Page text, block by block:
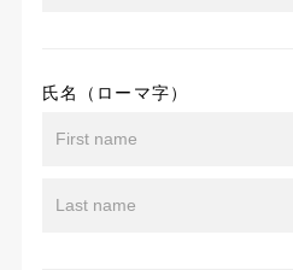
氏名（ローマ字）